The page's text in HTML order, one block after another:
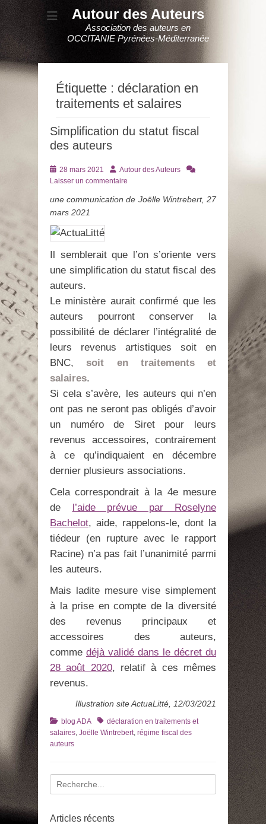
Autour des Auteurs
Association des auteurs en
OCCITANIE Pyrénées-Méditerranée
Étiquette : déclaration en
traitements et salaires
Simplification du statut fiscal
des auteurs
Posté
le
28 mars 2021 AuteurAutour des Auteurs
Laisser un commentaire
une communication de Joëlle Wintrebert, 27
mars 2021
Il semblerait que l’on s’oriente vers
une simplification du statut fiscal des
auteurs.
Le ministère aurait confirmé que les
auteurs pourront conserver la
possibilité de déclarer l’intégralité de
leurs revenus artistiques soit en
BNC, soit en traitements et
salaires.
Si cela s’avère, les auteurs qui n’en
ont pas ne seront pas obligés d’avoir
un numéro de Siret pour leurs
revenus accessoires, contrairement
à ce qu’indiquaient en décembre
dernier plusieurs associations.
Cela correspondrait à la 4e mesure
de l’aide prévue par Roselyne
Bachelot, aide, rappelons-le, dont la
tiédeur (en rupture avec le rapport
Racine) n’a pas fait l’unanimité parmi
les auteurs.
Mais ladite mesure vise simplement
à la prise en compte de la diversité
des revenus principaux et
accessoires des auteurs,
comme déjà validé dans le décret du
28 août 2020, relatif à ces mêmes
revenus.
Illustration site ActuaLitté, 12/03/2021
Catégories
blog ADA Tagsdéclaration en traitements et
salaires, Joëlle Wintrebert, régime fiscal des
auteurs
Recherche
pour
Articles récents